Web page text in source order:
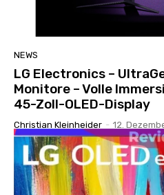
NEWS
LG Electronics –
Monitore – Volle
45-Zoll-OLED-Display
Christian Kleinheider - 12.